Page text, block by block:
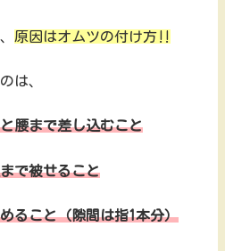
原因はオムツの付け方‼️
は、
腰まで差し込むこと
で被せること
ること（隙間は指1本分）